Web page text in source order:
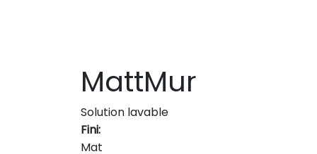
MattMur
Solution lavable
Fini:
Mat